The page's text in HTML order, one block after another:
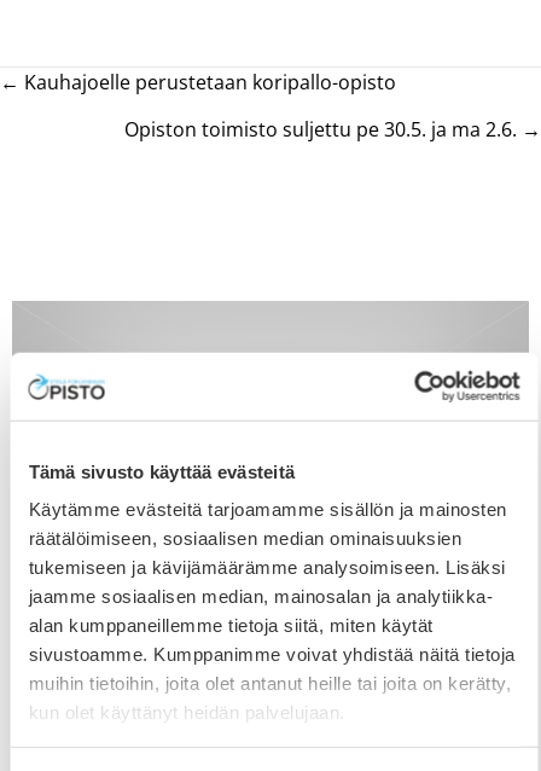
Tämä sivusto käyttää evästeitä
Käytämme evästeitä tarjoamamme sisällön ja mainosten
räätälöimiseen, sosiaalisen median ominaisuuksien
tukemiseen ja kävijämäärämme analysoimiseen. Lisäksi
jaamme sosiaalisen median, mainosalan ja analytiikka-
alan kumppaneillemme tietoja siitä, miten käytät
sivustoamme. Kumppanimme voivat yhdistää näitä tietoja
muihin tietoihin, joita olet antanut heille tai joita on kerätty,
kun olet käyttänyt heidän palvelujaan.
Posts
navigation
← Kauhajoelle perustetaan koripallo-opisto
Opiston toimisto suljettu pe 30.5. ja ma 2.6. →
Opiston toimiston aukioloajat
16.12.2025
Opiston toimiston uudet aukioloajat 7.1.2026 alkaen